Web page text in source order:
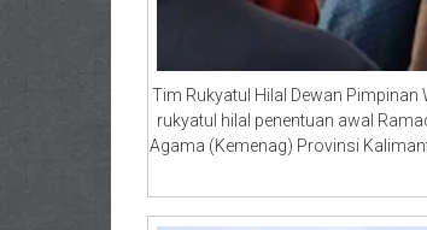
Tim Rukyatul Hilal Dewan
rukyatul hilal penentuan awal
Agama (Kemenag) Provinsi